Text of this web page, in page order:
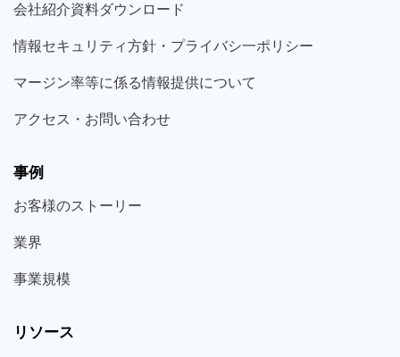
会社紹介資料ダウンロード
情報セキュリティ方針・プライバシ一ポリシー
マージン率等に係る情報提供について
アクセス・お問い合わせ
事例
お客様のストーリー
業界
事業規模
リソース